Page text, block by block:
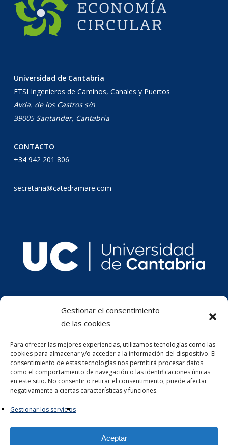
Gestionar el consentimiento
de las cookies
Para ofrecer las mejores experiencias, utilizamos tecnologías como las
cookies para almacenar y/o acceder a la información del dispositivo. El
consentimiento de estas tecnologías nos permitirá procesar datos
como el comportamiento de navegación o las identificaciones únicas
en este sitio. No consentir o retirar el consentimiento, puede afectar
negativamente a ciertas características y funciones.
Gestionar los servicios
Aceptar
Universidad de Cantabria
ETSI Ingenieros de Caminos, Canales y Puertos
Avda. de los Castros s/n
39005 Santander, Cantabria
CONTACTO
+34 942 201 806
secretaria@catedramare.com